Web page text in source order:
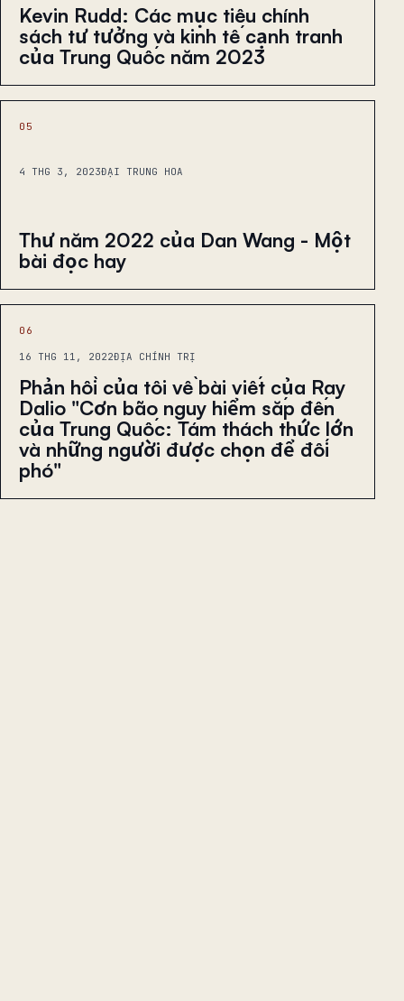
Kevin Rudd: Các mục tiêu chính
sách tư tưởng và kinh tế cạnh tranh
của Trung Quốc năm 2023
05
4 THG 3, 2023ĐẠI TRUNG HOA
Thư năm 2022 của Dan Wang - Một
bài đọc hay
06
16 THG 11, 2022ĐỊA CHÍNH TRỊ
Phản hồi của tôi về bài viết của Ray
Dalio "Cơn bão nguy hiểm sắp đến
của Trung Quốc: Tám thách thức lớn
và những người được chọn để đối
phó"